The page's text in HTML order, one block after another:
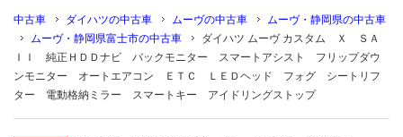
中古車 ダイハツの中古車 ムーヴの中古車
ムーヴ・静岡県の中古車
ムーヴ・静岡県富士市の中古車
ダイハツ ムーヴ カスタム Ｘ ＳＡ
ＩＩ 純正ＨＤＤナビ バックモニター スマートアシスト フリップダウ
ンモニター オートエアコン ＥＴＣ ＬＥＤヘッド フォグ シートリフ
ター 電動格納ミラー スマートキー アイドリングストップ